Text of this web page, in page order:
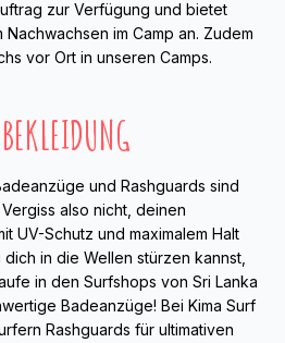
zur Verfügung und bietet
im Camp an. Zudem
vor Ort in unseren Camps.
und Rashguards sind
also nicht, deinen
UV-Schutz und maximalem Halt
in die Wellen stürzen kannst,
in den Surfshops von Sri Lanka
Badeanzüge! Bei Kima Surf
Rashguards für ultimativen